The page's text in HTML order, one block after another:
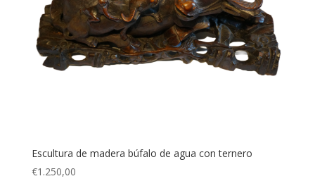
Escultura de madera búfalo de agua con ternero
€1.250,00